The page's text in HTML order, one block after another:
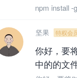
npm install -
坚果 特权会
你好，要
中的的文